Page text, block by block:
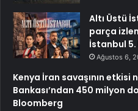
Altı Üstü
parça
İstanbul
Ağustos 6,
Kenya İran savaşının etkisi
Bankası’ndan 450 milyon
Bloomberg